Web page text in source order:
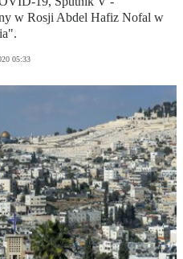
w Rosji Abdel Hafiz Nofal w
05:33